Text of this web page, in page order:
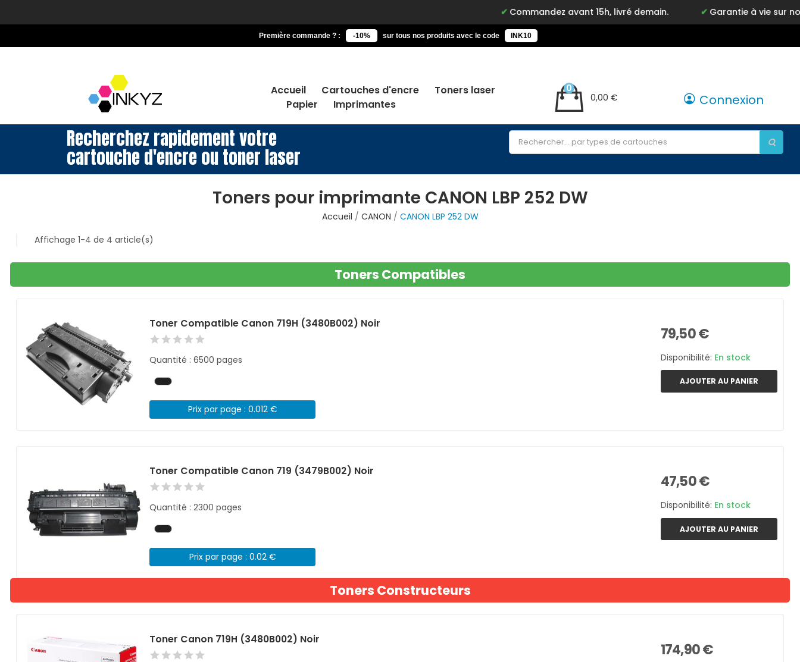
Commandez avant 15h, livré demain. Garantie à vie sur notre
Première commande ? : -10% sur tous nos produits avec le code INK10
Accueil Cartouches d'encre
Toners laser
Papier
Imprimantes
0,00 €
0
Connexion
Recherchez rapidement votre
cartouche d'encre ou toner laser
Toners pour imprimante CANON LBP 252 DW
Accueil CANON
CANON LBP 252 DW
Affichage 1-4 de 4 article(s)
Toners Compatibles
Toner Compatible Canon 719H (3480B002) Noir
Quantité : 6500 pages
Prix par page : 0.012 €
79,50 €
Disponibilité: En stock
AJOUTER AU PANIER
Toner Compatible Canon 719 (3479B002) Noir
Quantité : 2300 pages
Prix par page : 0.02 €
47,50 €
Disponibilité: En stock
AJOUTER AU PANIER
Toners Constructeurs
Toner Canon 719H (3480B002) Noir
174,90 €